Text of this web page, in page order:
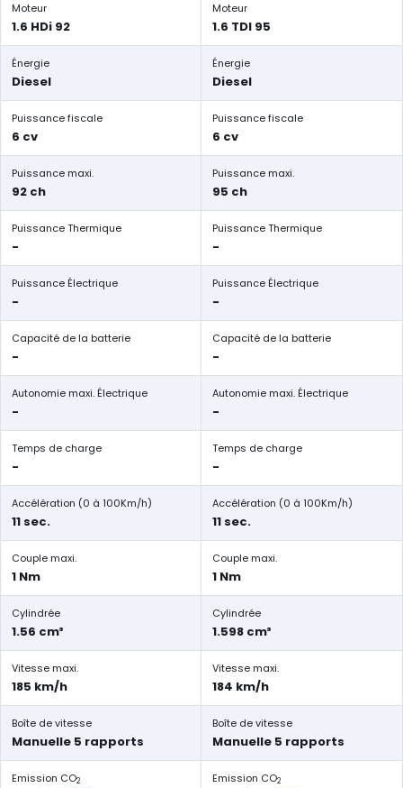
Moteur
1.6 HDi 92
Moteur
1.6 TDI 95
Énergie
Diesel
Énergie
Diesel
Puissance fiscale
6 cv
Puissance fiscale
6 cv
Puissance maxi.
92 ch
Puissance maxi.
95 ch
Puissance Thermique
-
Puissance Thermique
-
Puissance Électrique
-
Puissance Électrique
-
Capacité de la batterie
-
Capacité de la batterie
-
Autonomie maxi. Électrique
-
Autonomie maxi. Électrique
-
Temps de charge
-
Temps de charge
-
Accélération (0 à 100Km/h)
11 sec.
Accélération (0 à 100Km/h)
11 sec.
Couple maxi.
1 Nm
Couple maxi.
1 Nm
Cylindrée
1.56 cm³
Cylindrée
1.598 cm³
Vitesse maxi.
185 km/h
Vitesse maxi.
184 km/h
Boîte de vitesse
Manuelle 5 rapports
Boîte de vitesse
Manuelle 5 rapports
Emission CO2 Emission CO2